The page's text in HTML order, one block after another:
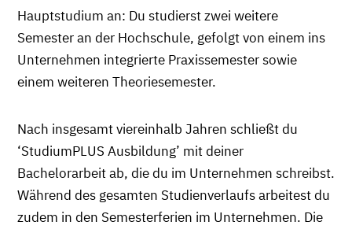
Hauptstudium an: Du studierst zwei weitere
Semester an der Hochschule, gefolgt von einem ins
Unternehmen integrierte Praxissemester sowie
einem weiteren Theoriesemester.
Nach insgesamt viereinhalb Jahren schließt du
‘StudiumPLUS Ausbildung’ mit deiner
Bachelorarbeit ab, die du im Unternehmen schreibst.
Während des gesamten Studienverlaufs arbeitest du
zudem in den Semesterferien im Unternehmen. Die